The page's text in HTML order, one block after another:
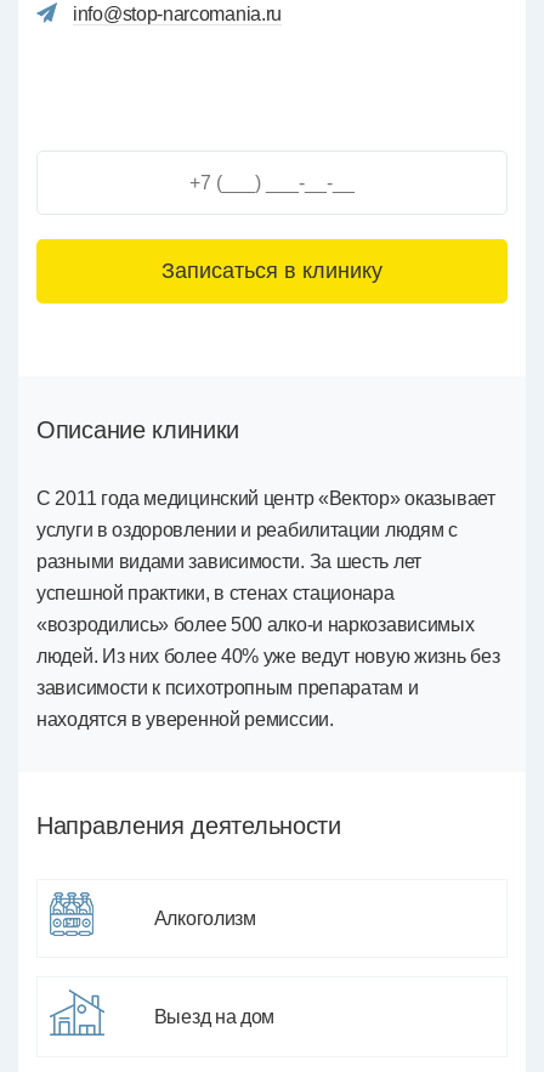
info@stop-narcomania.ru
3+6=
Описание клиники
С 2011 года медицинский центр «Вектор» оказывает
услуги в оздоровлении и реабилитации людям с
разными видами зависимости. За шесть лет
успешной практики, в стенах стационара
«возродились» более 500 алко-и наркозависимых
людей. Из них более 40% уже ведут новую жизнь без
зависимости к психотропным препаратам и
находятся в уверенной ремиссии.
Направления деятельности
Алкоголизм
Выезд на дом